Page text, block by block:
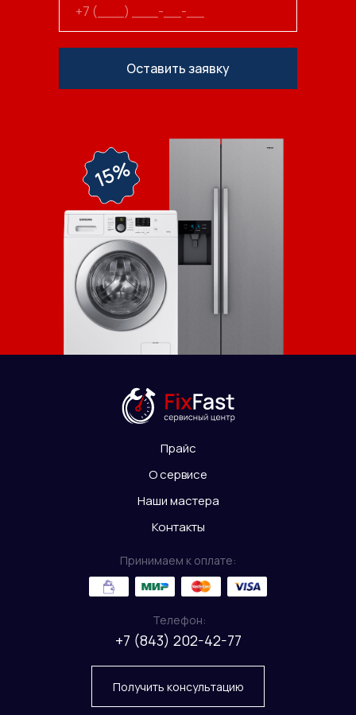
Оставить заявку
15%
+7 (843) 202-42-77
Телефон:
Принимаем к оплате:
О сервисе
Наши мастера
Контакты
Получить консультацию
Прайс